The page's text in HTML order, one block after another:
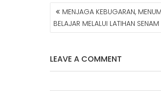
POST
NAVIGATION
MENJAGA KEBUGARAN,
BELAJAR MELALUI LATIHAN SENAM
LEAVE A COMMENT